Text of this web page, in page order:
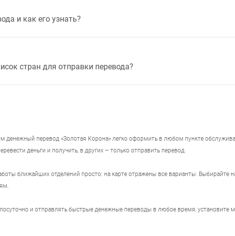
и как его узнать?
стран для отправки перевода?
денежный перевод «Золотая Корона» легко оформить в любом пункте
деньги и получить, в других – только отправить перевод.
ближайших отделений просто: на карте отражены все варианты. Выбирайте
и отправлять быстрые денежные переводы в любое время,